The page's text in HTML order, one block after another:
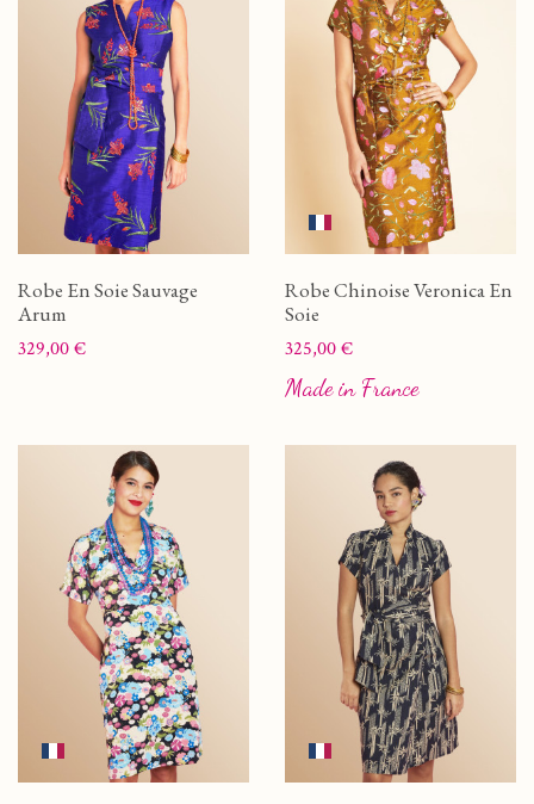
Robe En Soie Sauvage
Arum
Prix
329,00 €
Robe Chinoise Veronica En
Soie
Prix
325,00 €
Made in France